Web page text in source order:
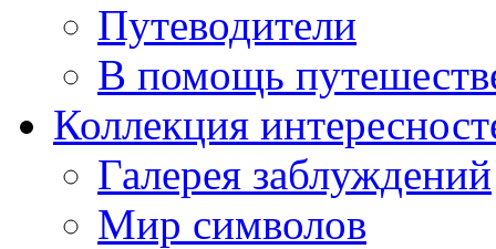
Путеводители
В помощь
Коллекция
Галерея заблуждений
Мир символов